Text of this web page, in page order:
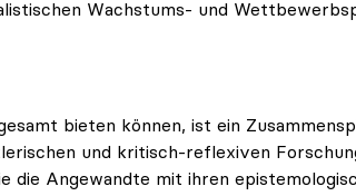
Wachstums- und
bieten können, ist ein
und kritisch-reflexiven
die Angewandte mit ihren